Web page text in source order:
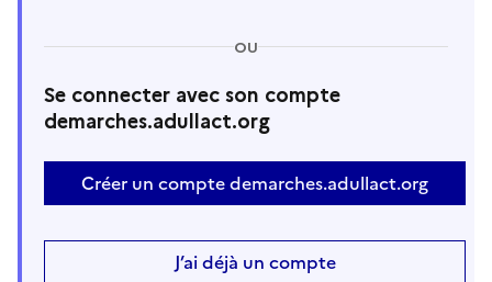
OU
Se connecter avec son compte
demarches.adullact.org
Créer un compte demarches.adullact.org
J’ai déjà un compte